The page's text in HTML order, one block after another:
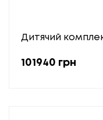
Дитячий
101940 грн